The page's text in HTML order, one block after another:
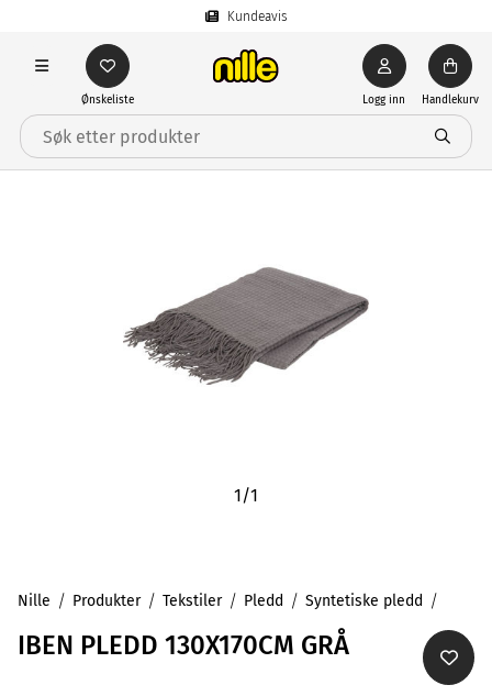
Kundeavis
Ønskeliste Logg inn Handlekurv
1/1
Nille Produkter Tekstiler Pledd Syntetiske pledd
IBEN PLEDD 130X170CM GRÅ